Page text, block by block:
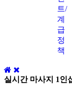
트/
계
급
정
책
실시간 마사지 1인